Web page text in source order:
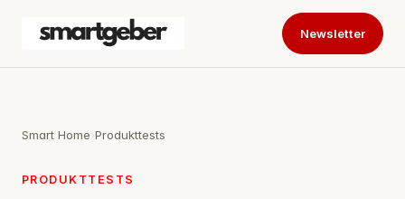
Newsletter
Smart Home›Produkttests
PRODUKTTESTS